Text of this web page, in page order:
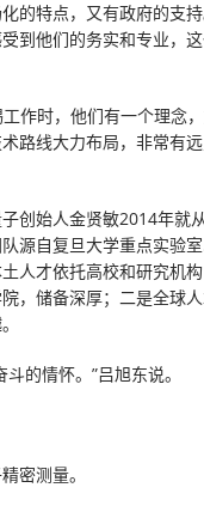
的特点，又有政府的支持
到他们的务实和专业，
作时，他们有一个理念
路线大力布局，非常有
创始人金贤敏2014年就
源自复旦大学重点实验
人才依托高校和研究机
，储备深厚；二是全球
的情怀。”吕旭东说。
密测量。